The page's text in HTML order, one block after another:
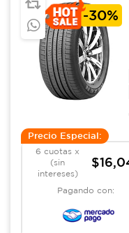
-30%
Precio Especial:
6 cuotas x
(sin
intereses)
Pagando con: